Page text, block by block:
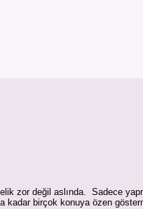
zor değil aslında. Sadece
birçok konuya özen